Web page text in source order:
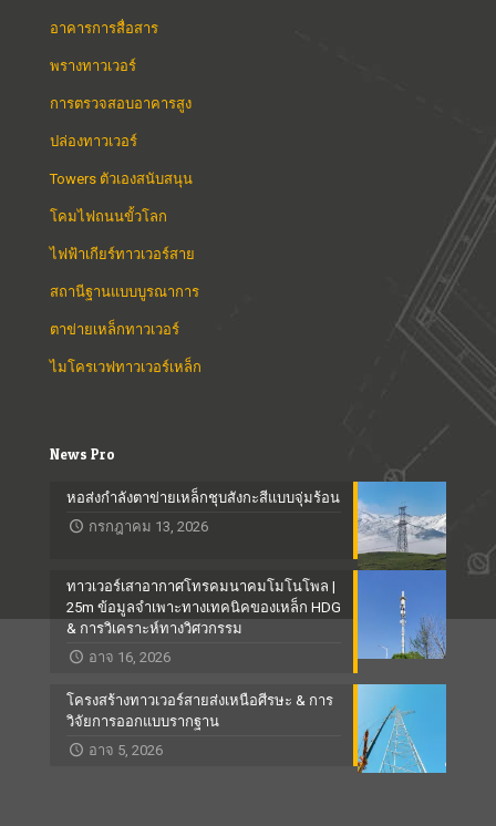
อาคารการสื่อสาร
พรางทาวเวอร์
การตรวจสอบอาคารสูง
ปล่องทาวเวอร์
Towers ตัวเองสนับสนุน
โคมไฟถนนขั้วโลก
ไฟฟ้าเกียร์ทาวเวอร์สาย
สถานีฐานแบบบูรณาการ
ตาข่ายเหล็กทาวเวอร์
ไมโครเวฟทาวเวอร์เหล็ก
News Pro
หอส่งกำลังตาข่ายเหล็กชุบสังกะสีแบบจุ่มร้อน
กรกฎาคม 13, 2026
ทาวเวอร์เสาอากาศโทรคมนาคมโมโนโพล |
25m ข้อมูลจำเพาะทางเทคนิคของเหล็ก HDG
& การวิเคราะห์ทางวิศวกรรม
อาจ 16, 2026
โครงสร้างทาวเวอร์สายส่งเหนือศีรษะ & การ
วิจัยการออกแบบรากฐาน
อาจ 5, 2026